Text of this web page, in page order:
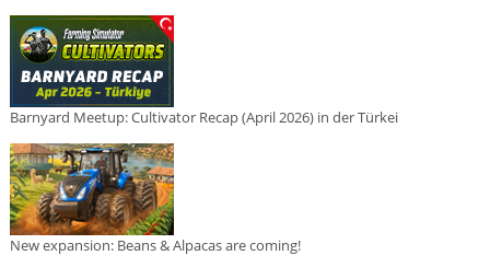
Barnyard Meetup: Cultivator Recap (April 2026) in der Türkei
New expansion: Beans & Alpacas are coming!